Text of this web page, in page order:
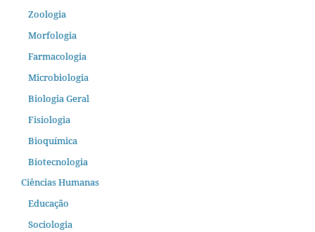
Zoologia
Morfologia
Farmacologia
Microbiologia
Biologia Geral
Fisiologia
Bioquímica
Biotecnologia
Ciências Humanas
Educação
Sociologia